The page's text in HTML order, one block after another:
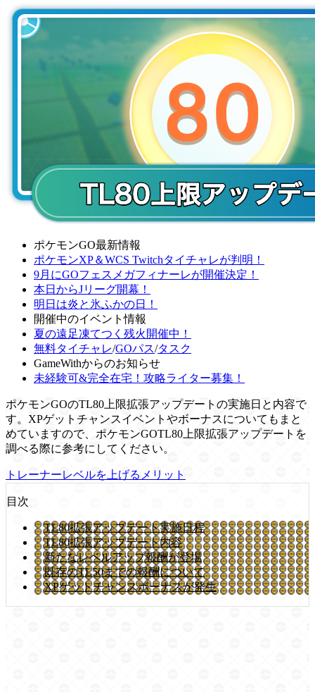
ポケモンGO最新情報
ポケモンXP＆WCS Twitchタイチャレが判明！
9月にGOフェスメガフィナーレが開催決定！
本日からJリーグ開幕！
明日は炎と氷ふかの日！
開催中のイベント情報
夏の遠足凍てつく残火開催中！
無料タイチャレ/GOパス/タスク
GameWithからのお知らせ
未経験可&完全在宅！攻略ライター募集！
ポケモンGOのTL80上限拡張アップデートの実施日と内容で
す。XPゲットチャンスイベントやボーナスについてもまと
めていますので、ポケモンGOTL80上限拡張アップデートを
調べる際に参考にしてください。
トレーナーレベルを上げるメリット
目次
TL80拡張アップデート実施日程
TL80拡張アップデート内容
新たなレベルアップ報酬が登場
既存のTL50までの報酬について
XPゲットチャンスボーナスが発生